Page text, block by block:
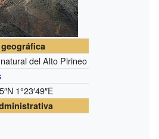
del Alto Pirineo
1°23′49″E